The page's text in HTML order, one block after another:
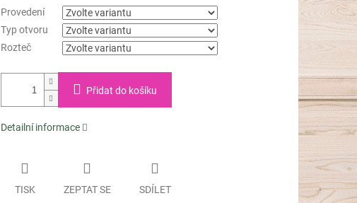
Provedení
Typ otvoru
Rozteč
Přidat do košíku
Detailní informace
TISK ZEPTAT SE SDÍLET